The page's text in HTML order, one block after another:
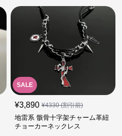
SALE
¥3,890 ¥4330(割引前)
地雷系 骸骨十字架チャーム革紐
チョーカーネックレス